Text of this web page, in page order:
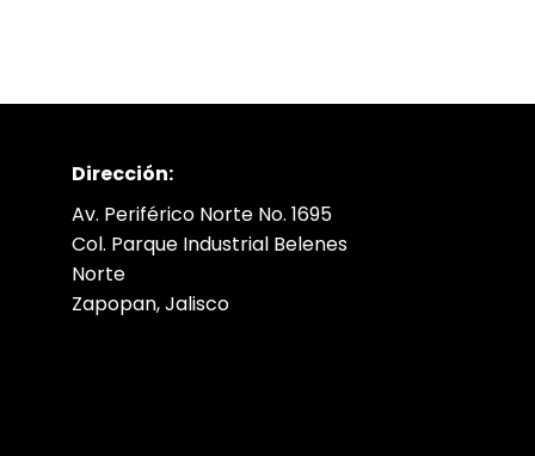
Dirección:
Av. Periférico Norte No. 1695
Col. Parque Industrial Belenes
Norte
Zapopan, Jalisco